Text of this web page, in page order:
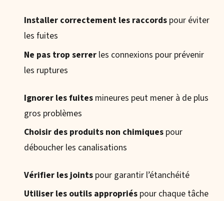
Installer correctement les raccords pour éviter
les fuites
Ne pas trop serrer les connexions pour prévenir
les ruptures
Ignorer les fuites mineures peut mener à de plus
gros problèmes
Choisir des produits non chimiques pour
déboucher les canalisations
Vérifier les joints pour garantir l’étanchéité
Utiliser les outils appropriés pour chaque tâche